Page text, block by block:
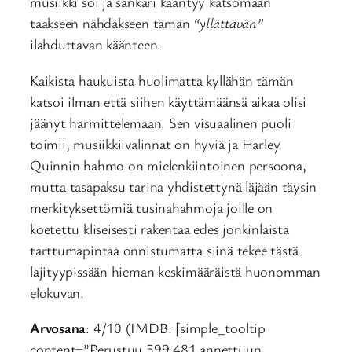
taakseen nähdäkseen tämän “yllättävän”
ilahduttavan käänteen.
Kaikista haukuista huolimatta kyllähän tämän
katsoi ilman että siihen käyttämäänsä aikaa olisi
jäänyt harmittelemaan. Sen visuaalinen puoli
toimii, musiikkiivalinnat on hyviä ja Harley
Quinnin hahmo on mielenkiintoinen persoona,
mutta tasapaksu tarina yhdistettynä läjään täysin
merkityksettömiä tusinahahmoja joille on
koetettu kliseisesti rakentaa edes jonkinlaista
tarttumapintaa onnistumatta siinä tekee tästä
lajityypissään hieman keskimääräistä huonomman
elokuvan.
Arvosana: 4/10 (IMDB: [simple_tooltip